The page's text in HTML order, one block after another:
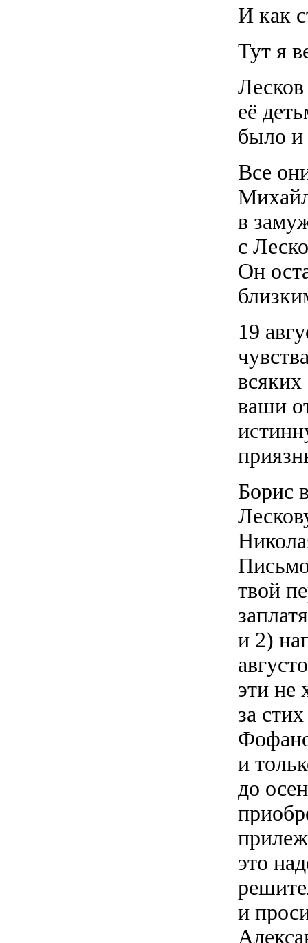
И как
Тут я
её
было и
Все
в
с
Он
19
ваши
Борис
твой
и 2)
эти не
за
и
до
это
и